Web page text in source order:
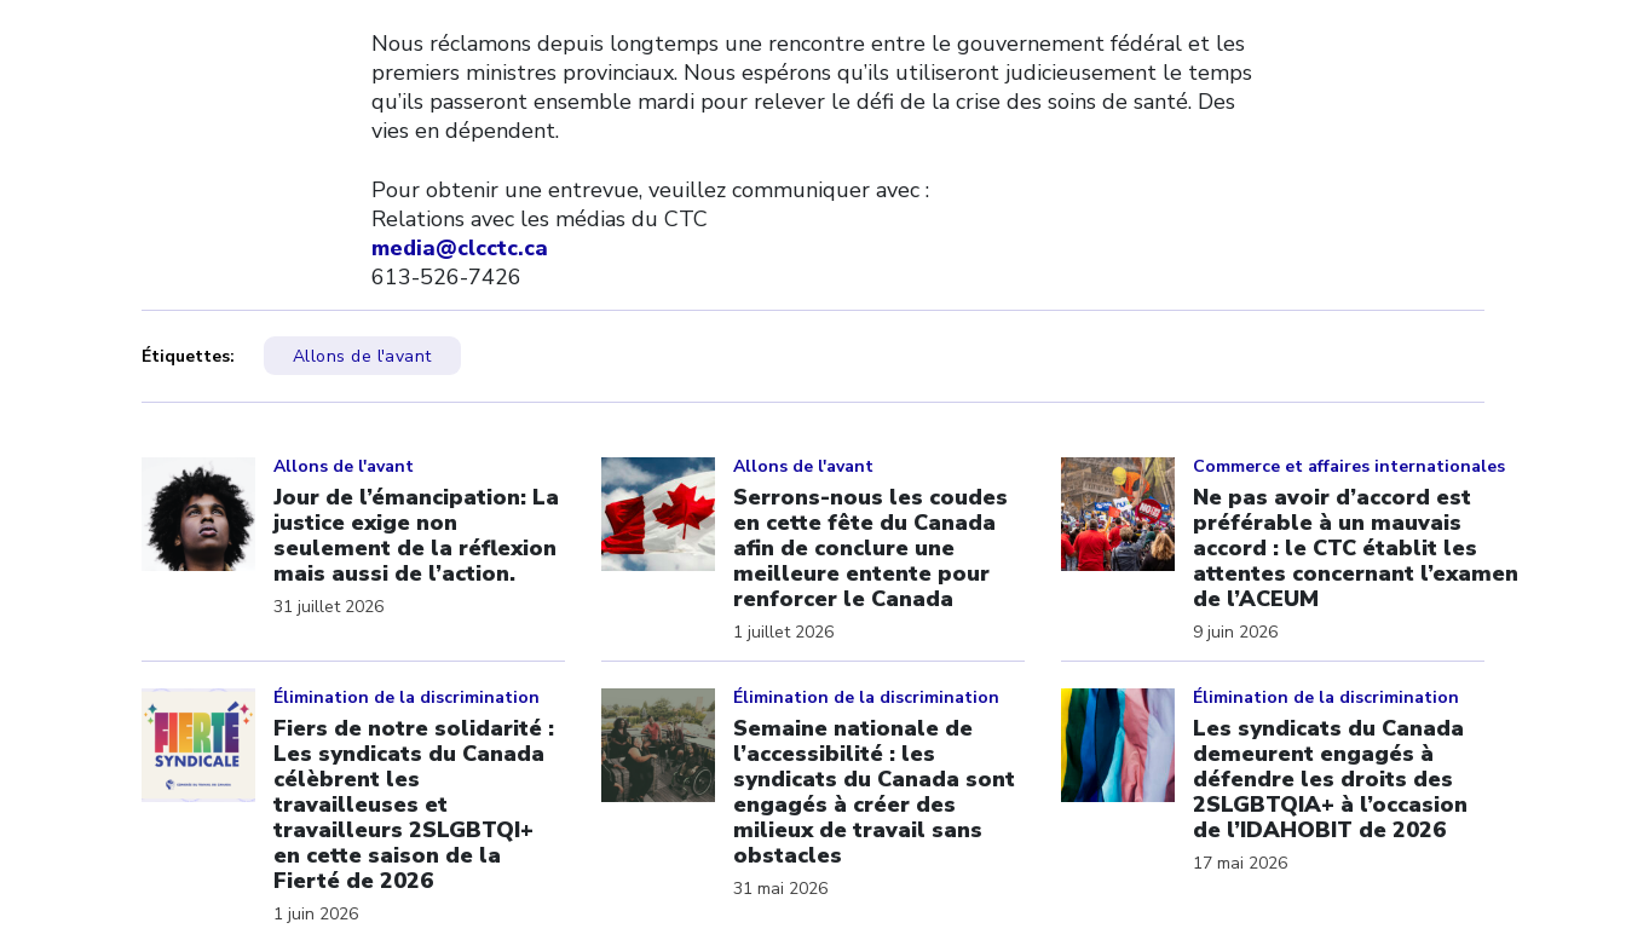
Nous réclamons depuis longtemps une rencontre entre le gouvernement fédéral et les
premiers ministres provinciaux. Nous espérons qu’ils utiliseront judicieusement le temps
qu’ils passeront ensemble mardi pour relever le défi de la crise des soins de santé. Des
vies en dépendent.
Pour obtenir une entrevue, veuillez communiquer avec :
Relations avec les médias du CTC
media@clcctc.ca
613-526-7426
Étiquettes: Allons de l'avant
Allons de l'avant
Jour de l’émancipation: La
justice exige non
seulement de la réflexion
mais aussi de l’action.
31 juillet 2026
Allons de l'avant
Serrons-nous les coudes
en cette fête du Canada
afin de conclure une
meilleure entente pour
renforcer le Canada
1 juillet 2026
Commerce et affaires internationales
Ne pas avoir d’accord est
préférable à un mauvais
accord : le CTC établit les
attentes concernant l’examen
de l’ACEUM
9 juin 2026
Élimination de la discrimination
Fiers de notre solidarité :
Les syndicats du Canada
célèbrent les
travailleuses et
travailleurs 2SLGBTQI+
en cette saison de la
Fierté de 2026
1 juin 2026
Élimination de la discrimination
Semaine nationale de
l’accessibilité : les
syndicats du Canada sont
engagés à créer des
milieux de travail sans
obstacles
31 mai 2026
Élimination de la discrimination
Les syndicats du Canada
demeurent engagés à
défendre les droits des
2SLGBTQIA+ à l’occasion
de l’IDAHOBIT de 2026
17 mai 2026